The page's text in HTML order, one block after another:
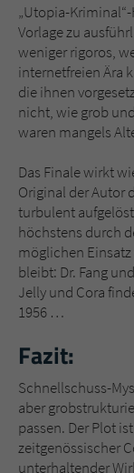
„Utopia-
Vorlage zu
weniger rigoros,
internetfreien Ära
die ihnen
nicht, wie grob
waren mangels
Das Finale wirkt
Original der Autor
turbulent
höchstens durch
möglichen
bleibt: Dr. Fang
Jelly und Cora
1956 …
Fazit:
Schnellschuss-
aber
passen. Der Plot
zeitgenössischer
unterhaltender